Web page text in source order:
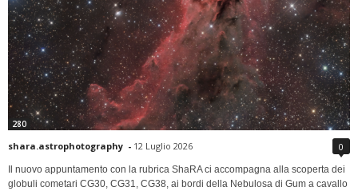
280
shara.astrophotography - 12 Luglio 2026 0
Il nuovo appuntamento con la rubrica ShaRA ci accompagna alla scoperta dei
globuli cometari CG30, CG31, CG38, ai bordi della Nebulosa di Gum a cavallo